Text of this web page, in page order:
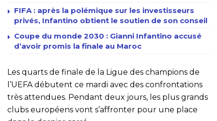
FIFA : après la polémique sur les investisseurs
privés, Infantino obtient le soutien de son conseil
Coupe du monde 2030 : Gianni Infantino accusé
d’avoir promis la finale au Maroc
Les quarts de finale de la Ligue des champions de
l’UEFA débutent ce mardi avec des confrontations
très attendues. Pendant deux jours, les plus grands
clubs européens vont s’affronter pour une place